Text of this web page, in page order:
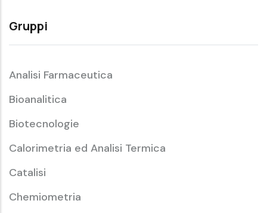
Gruppi
Analisi Farmaceutica
Bioanalitica
Biotecnologie
Calorimetria ed Analisi Termica
Catalisi
Chemiometria